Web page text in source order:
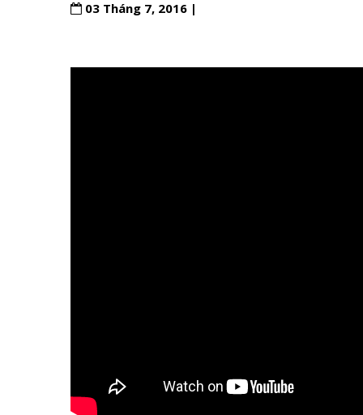
03 Tháng 7, 2016 |